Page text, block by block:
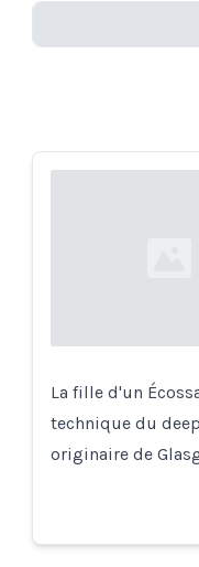
La fille d'un
technique du
originaire de